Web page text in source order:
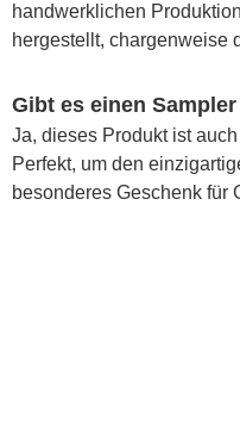
handwerklichen
hergestellt, chargenweise
Gibt es einen
Ja, dieses Produkt ist
Perfekt, um den
besonderes Geschenk für